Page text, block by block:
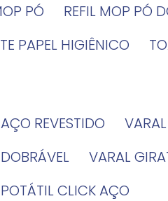
PÓ
REFIL MOP PÓ
PAPEL HIGIÊNICO
AÇO REVESTIDO
DOBRÁVEL
VARAL
POTÁTIL CLICK AÇO